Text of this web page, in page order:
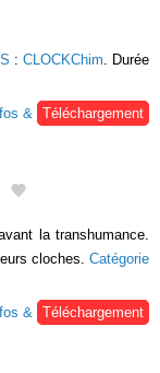
: CLOCKChim. Durée
&
Téléchargement
la transhumance.
cloches. Catégorie
&
Téléchargement